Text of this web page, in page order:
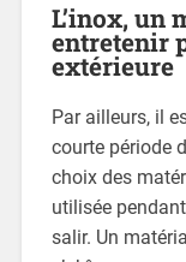
L’inox, un
entretenir
extérieure
Par ailleurs, il
courte période
choix des
utilisée
salir. Un